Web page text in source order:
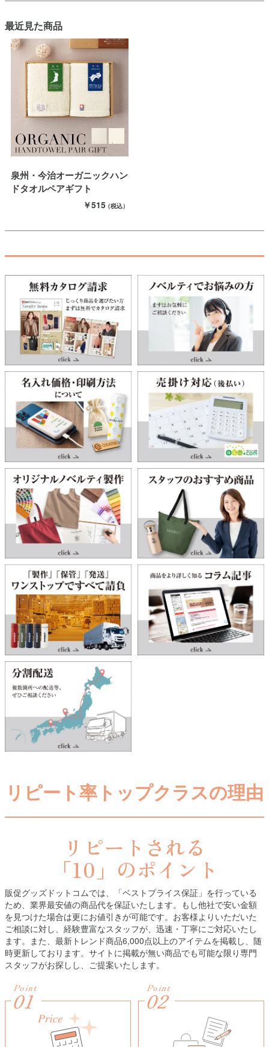
最近見た商品
泉州・今治オーガニックハン
ドタオルペアギフト
￥515（税込）
リピート率トップクラスの理由
リピートされる
「10」のポイント
販促グッズドットコムでは、「ベストプライス保証」を行っている
ため、業界最安値の商品代を保証いたします。もし他社で安い金額
を見つけた場合は更にお値引きが可能です。お客様よりいただいた
ご相談に対し、経験豊富なスタッフが、迅速・丁寧にご対応いたし
ます。また、最新トレンド商品6,000点以上のアイテムを掲載し、随
時更新しております。サイトに掲載が無い商品でも可能な限り専門
スタッフがお探しし、ご提案いたします。
Point
01 Point
02